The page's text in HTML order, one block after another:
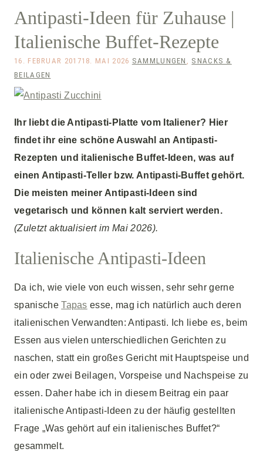
Antipasti-Ideen für Zuhause |
Italienische Buffet-Rezepte
16. FEBRUAR 201718. MAI 2026 SAMMLUNGEN , SNACKS &
BEILAGEN
Ihr liebt die Antipasti-Platte vom Italiener? Hier
findet ihr eine schöne Auswahl an Antipasti-
Rezepten und italienische Buffet-Ideen, was auf
einen Antipasti-Teller bzw. Antipasti-Buffet gehört.
Die meisten meiner Antipasti-Ideen sind
vegetarisch und können kalt serviert werden.
(Zuletzt aktualisiert im Mai 2026).
Italienische Antipasti-Ideen
Da ich, wie viele von euch wissen, sehr sehr gerne
spanischeTapas esse, mag ich natürlich auch deren
italienischen Verwandten: Antipasti. Ich liebe es, beim
Essen aus vielen unterschiedlichen Gerichten zu
naschen, statt ein großes Gericht mit Hauptspeise und
ein oder zwei Beilagen, Vorspeise und Nachspeise zu
essen. Daher habe ich in diesem Beitrag ein paar
italienische Antipasti-Ideen zu der häufig gestellten
Frage „Was gehört auf ein italienisches Buffet?“
gesammelt.